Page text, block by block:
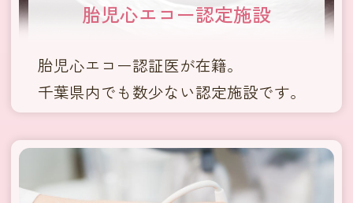
胎児心エコー認定施設
胎児心エコー認証医が在籍。
千葉県内でも数少ない認定施設です。